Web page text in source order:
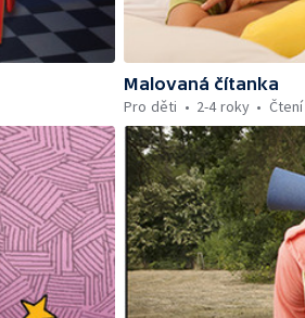
Malovaná čítanka
Pro děti
2-4 roky Čtení